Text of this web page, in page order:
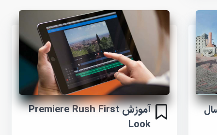
آموزش Premiere Rush First
Look